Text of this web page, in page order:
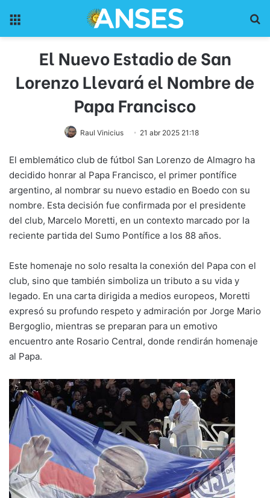
El Nuevo Estadio de San
Lorenzo Llevará el Nombre de
Papa Francisco
Raul Vinicius 21 abr 2025 21:18
El emblemático club de fútbol San Lorenzo de Almagro ha
decidido honrar al Papa Francisco, el primer pontífice
argentino, al nombrar su nuevo estadio en Boedo con su
nombre. Esta decisión fue confirmada por el presidente
del club, Marcelo Moretti, en un contexto marcado por la
reciente partida del Sumo Pontífice a los 88 años.
Este homenaje no solo resalta la conexión del Papa con el
club, sino que también simboliza un tributo a su vida y
legado. En una carta dirigida a medios europeos, Moretti
expresó su profundo respeto y admiración por Jorge Mario
Bergoglio, mientras se preparan para un emotivo
encuentro ante Rosario Central, donde rendirán homenaje
al Papa.